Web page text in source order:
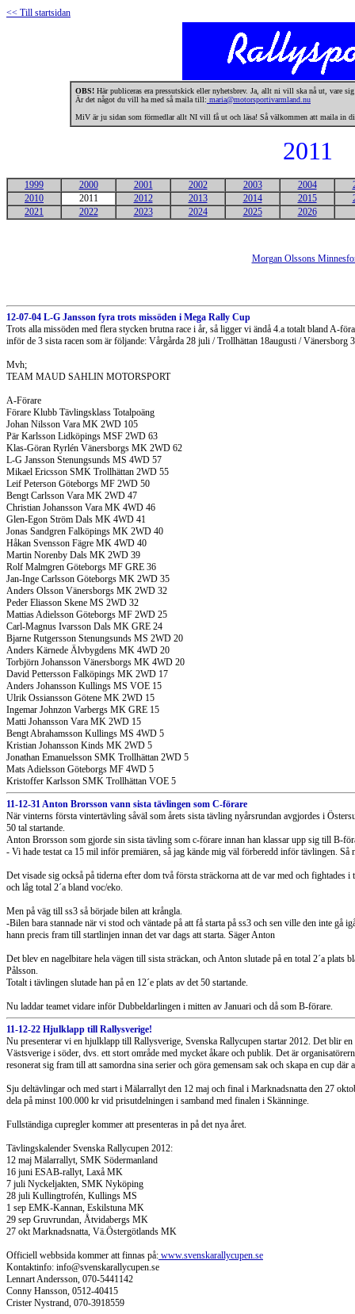
<< Till startsidan
OBS! Här publiceras era pressutskick eller nyhetsbrev. Ja, allt ni vill ska nå ut, vare
Är det något du vill ha med så maila till: maria@motorsportivarmland.nu
MiV är ju sidan som förmedlar allt NI vill få ut och läsa! Så välkommen att maila in
2011
1999 2000 2001 2002 2003 2004
2010
2011 2012 2013 2014 2015
2021
2022 2023 2024 2025 2026
Morgan Olssons
12-07-04 L-G Jansson fyra trots missöden i Mega Rally Cup
Trots alla missöden med flera stycken brutna race i år, så ligger vi ändå 4.a totalt bland A-
inför de 3 sista racen som är följande: Vårgårda 28 juli / Trollhättan 18augusti / Vänersborg
Mvh;
TEAM MAUD SAHLIN MOTORSPORT
A-Förare
Förare Klubb Tävlingsklass Totalpoäng
Johan Nilsson Vara MK 2WD 105
Pär Karlsson Lidköpings MSF 2WD 63
Klas-Göran Ryrlén Vänersborgs MK 2WD 62
L-G Jansson Stenungsunds MS 4WD 57
Mikael Ericsson SMK Trollhättan 2WD 55
Leif Peterson Göteborgs MF 2WD 50
Bengt Carlsson Vara MK 2WD 47
Christian Johansson Vara MK 4WD 46
Glen-Egon Ström Dals MK 4WD 41
Jonas Sandgren Falköpings MK 2WD 40
Håkan Svensson Fägre MK 4WD 40
Martin Norenby Dals MK 2WD 39
Rolf Malmgren Göteborgs MF GRE 36
Jan-Inge Carlsson Göteborgs MK 2WD 35
Anders Olsson Vänersborgs MK 2WD 32
Peder Eliasson Skene MS 2WD 32
Mattias Adielsson Göteborgs MF 2WD 25
Carl-Magnus Ivarsson Dals MK GRE 24
Bjarne Rutgersson Stenungsunds MS 2WD 20
Anders Kärnede Älvbygdens MK 4WD 20
Torbjörn Johansson Vänersborgs MK 4WD 20
David Pettersson Falköpings MK 2WD 17
Anders Johansson Kullings MS VOE 15
Ulrik Ossiansson Götene MK 2WD 15
Ingemar Johnzon Varbergs MK GRE 15
Matti Johansson Vara MK 2WD 15
Bengt Abrahamsson Kullings MS 4WD 5
Kristian Johansson Kinds MK 2WD 5
Jonathan Emanuelsson SMK Trollhättan 2WD 5
Mats Adielsson Göteborgs MF 4WD 5
Kristoffer Karlsson SMK Trollhättan VOE 5
11-12-31 Anton Brorsson vann sista tävlingen som C-förare
När vinterns första vintertävling såväl som årets sista tävling nyårsrundan avgjordes i
50 tal startande.
Anton Brorsson som gjorde sin sista tävling som c-förare innan han klassar upp sig till B-
- Vi hade testat ca 15 mil inför premiären, så jag kände mig väl förberedd inför tävlingen.
Det visade sig också på tiderna efter dom två första sträckorna att de var med och fightades
och låg total 2´a bland voc/eko.
Men på väg till ss3 så började bilen att krångla.
-Bilen bara stannade när vi stod och väntade på att få starta på ss3 och sen ville den inte gå
hann precis fram till startlinjen innan det var dags att starta. Säger Anton
Det blev en nagelbitare hela vägen till sista sträckan, och Anton slutade på en total 2´a
Pålsson.
Totalt i tävlingen slutade han på en 12´e plats av det 50 startande.
Nu laddar teamet vidare inför Dubbeldarlingen i mitten av Januari och då som B-förare.
11-12-22 Hjulklapp till Rallysverige!
Nu presenterar vi en hjulklapp till Rallysverige, Svenska Rallycupen startar 2012. Det blir
Västsverige i söder, dvs. ett stort område med mycket åkare och publik. Det är
resonerat sig fram till att samordna sina serier och göra gemensam sak och skapa en cup
Sju deltävlingar och med start i Mälarrallyt den 12 maj och final i Marknadsnatta den 27
dela på minst 100.000 kr vid prisutdelningen i samband med finalen i Skänninge.
Fullständiga cupregler kommer att presenteras in på det nya året.
Tävlingskalender Svenska Rallycupen 2012:
12 maj Mälarrallyt, SMK Södermanland
16 juni ESAB-rallyt, Laxå MK
7 juli Nyckeljakten, SMK Nyköping
28 juli Kullingtrofén, Kullings MS
1 sep EMK-Kannan, Eskilstuna MK
29 sep Gruvrundan, Åtvidabergs MK
27 okt Marknadsnatta, Vä.Östergötlands MK
Officiell webbsida kommer att finnas på: www.svenskarallycupen.se
Kontaktinfo: info@svenskarallycupen.se
Lennart Andersson, 070-5441142
Conny Hansson, 0512-40415
Crister Nystrand, 070-3918559